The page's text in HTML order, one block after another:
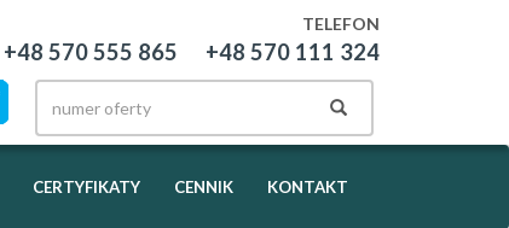
TELEFON
+48 570 555 865 +48 570 111 324
CERTYFIKATY CENNIK KONTAKT